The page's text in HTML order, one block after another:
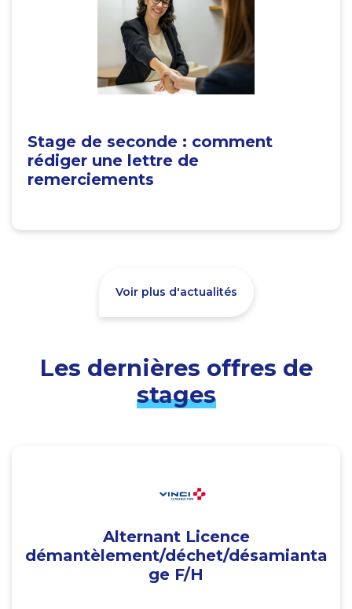
Stage de seconde : comment
rédiger une lettre de
remerciements
Voir plus d'actualités
Les dernières offres de
stages
Alternant Licence
démantèlement/déchet/désamianta
ge F/H